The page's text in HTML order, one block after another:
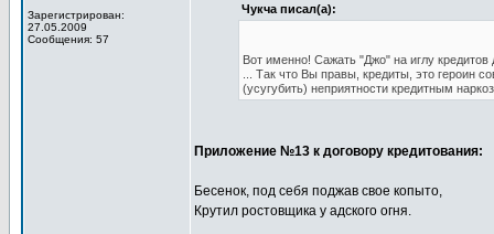
Зарегистрирован:
27.05.2009
Сообщения: 57
Чукча писал(а):
Вот именно! Сажать "Джо" на иглу
... Так что Вы правы, кредиты, это героин
(усугубить) неприятности кредитным
Приложение №13 к договору кредитования:
Бесенок, под себя поджав свое копыто,
Крутил ростовщика у адского огня.